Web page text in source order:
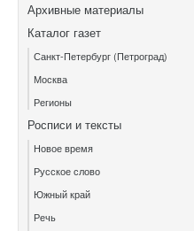
Архивные материалы
Каталог газет
Санкт-Петербург (Петроград)
Москва
Регионы
Росписи и тексты
Новое время
Русское слово
Южный край
Речь